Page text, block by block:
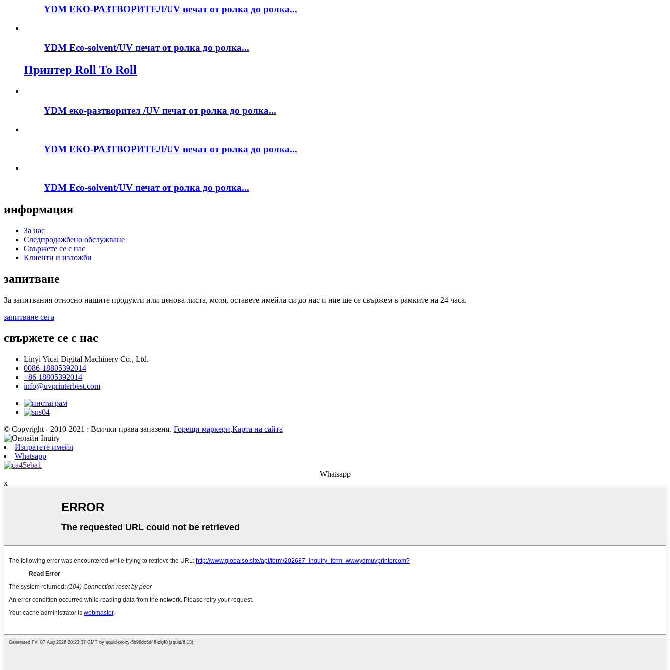
YDM ЕКО-РАЗТВОРИТЕЛ/UV печат от ролка до ролка...
YDM Eco-solvent/UV печат от ролка до ролка...
Принтер Roll To Roll
YDM еко-разтворител /UV печат от ролка до ролка...
YDM ЕКО-РАЗТВОРИТЕЛ/UV печат от ролка до ролка...
YDM Eco-solvent/UV печат от ролка до ролка...
информация
За нас
Следпродажбено обслужване
Свържете се с нас
Клиенти и изложби
запитване
За запитвания относно нашите продукти или ценова листа, моля, оставете имейла си до нас и ние ще се свържем в рамките на 24 часа.
запитване сега
свържете се с нас
Linyi Yicai Digital Machinery Co., Ltd.
0086-18805392014
+86 18805392014
info@uvprinterbest.com
© Copyright - 2010-2021 : Всички права запазени. Горещи маркери,Карта на сайта
Изпратете имейл
Whatsapp
Whatsapp
x